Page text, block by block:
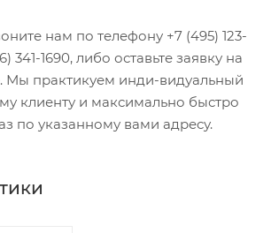
нам по телефону +7 (495) 123-
341-1690, либо оставьте заявку на
Мы практикуем инди-видуальный
клиенту и максимально быстро
по указанному вами адресу.